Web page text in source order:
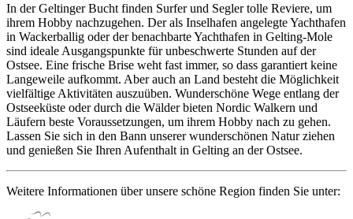
In der Geltinger Bucht finden Surfer und Segler tolle Reviere, um
ihrem Hobby nachzugehen. Der als Inselhafen angelegte Yachthafen
in Wackerballig oder der benachbarte Yachthafen in Gelting-Mole
sind ideale Ausgangspunkte für unbeschwerte Stunden auf der
Ostsee. Eine frische Brise weht fast immer, so dass garantiert keine
Langeweile aufkommt. Aber auch an Land besteht die Möglichkeit
vielfältige Aktivitäten auszuüben. Wunderschöne Wege entlang der
Ostseeküste oder durch die Wälder bieten Nordic Walkern und
Läufern beste Voraussetzungen, um ihrem Hobby nach zu gehen.
Lassen Sie sich in den Bann unserer wunderschönen Natur ziehen
und genießen Sie Ihren Aufenthalt in Gelting an der Ostsee.
Weitere Informationen über unsere schöne Region finden Sie unter: